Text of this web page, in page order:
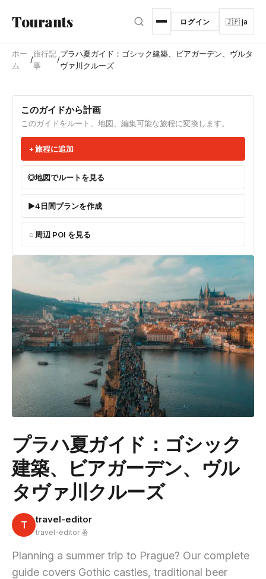
Tourants ログイン 🇯🇵 ja
ホー
ム
/
旅行記
事
/
プラハ夏ガイド：ゴシック建築、ビアガーデン、ヴルタ
ヴァ川クルーズ
このガイドから計画
このガイドをルート、地図、編集可能な旅程に変換します。
旅程に追加
地図でルートを見る
4日間プランを作成
周辺 POI を見る
プラハ夏ガイド：ゴシック
建築、ビアガーデン、ヴル
タヴァ川クルーズ
T travel-editor
travel-editor 著
Planning a summer trip to Prague? Our complete
guide covers Gothic castles, traditional beer